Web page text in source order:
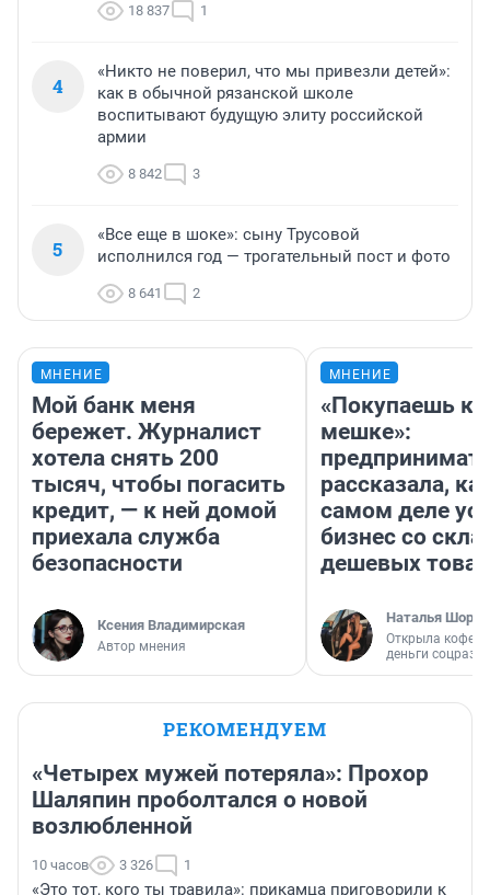
18 837 1
4
«Никто не поверил, что мы привезли детей»:
как в обычной рязанской школе
воспитывают будущую элиту российской
армии
8 842 3
5
«Все еще в шоке»: сыну Трусовой
исполнился год — трогательный пост и фото
8 641 2
МНЕНИЕ
Мой банк меня
бережет. Журналист
хотела снять 200
тысяч, чтобы погасить
кредит, — к ней домой
приехала служба
безопасности
Ксения Владимирская
Автор мнения
МНЕНИЕ
«Покупаешь
мешке»:
рассказала,
самом деле
бизнес со
дешевых
Наталья
Открыла
деньги
РЕКОМЕНДУЕМ
«Четырех мужей потеряла»: Прохор
Шаляпин проболтался о новой
возлюбленной
10 часов 3 326 1
«Это тот, кого ты травила»: прикамца приговорили к